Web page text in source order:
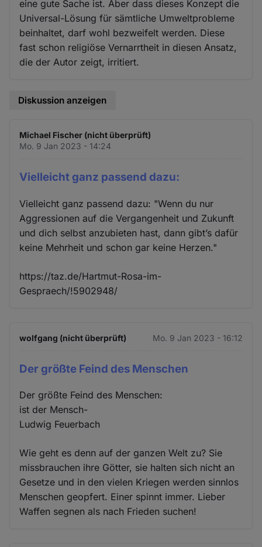
eine gute Sache ist. Aber dass dieses Konzept die
Universal-Lösung für sämtliche Umweltprobleme
beinhaltet, darf wohl bezweifelt werden. Diese
fast schon religiöse Vernarrtheit in diesen Ansatz,
die der Autor zeigt, irritiert.
Diskussion anzeigen
Michael Fischer (nicht überprüft)
Mo. 9 Jan 2023 - 14:24
Vielleicht ganz passend dazu:
Vielleicht ganz passend dazu: "Wenn du nur
Aggressionen auf die Vergangenheit und Zukunft
und dich selbst anzubieten hast, dann gibt’s dafür
keine Mehrheit und schon gar keine Herzen."
https://taz.de/Hartmut-Rosa-im-
Gespraech/!5902948/
wolfgang (nicht überprüft) Mo. 9 Jan 2023 - 16:12
Der größte Feind des Menschen
Der größte Feind des Menschen:
ist der Mensch-
Ludwig Feuerbach
Wie geht es denn auf der ganzen Welt zu? Sie
missbrauchen ihre Götter, sie halten sich nicht an
Gesetze und in den vielen Kriegen werden sinnlos
Menschen geopfert. Einer spinnt immer. Lieber
Waffen segnen als nach Frieden suchen!